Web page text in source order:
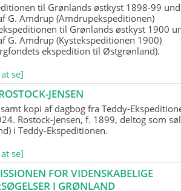
til Grønlands østkyst 1898-99
G. Amdrup (Amdrupekspeditionen)
til Grønlands østkyst 1900
G. Amdrup (Kystekspeditionen 1900)
ekspedition til Østgrønland).
se]
JENSEN
kopi af dagbog fra Teddy-
Rostock-Jensen, f. 1899, deltog som
i Teddy-Ekspeditionen.
se]
FOR VIDENSKABELIGE
I GRØNLAND